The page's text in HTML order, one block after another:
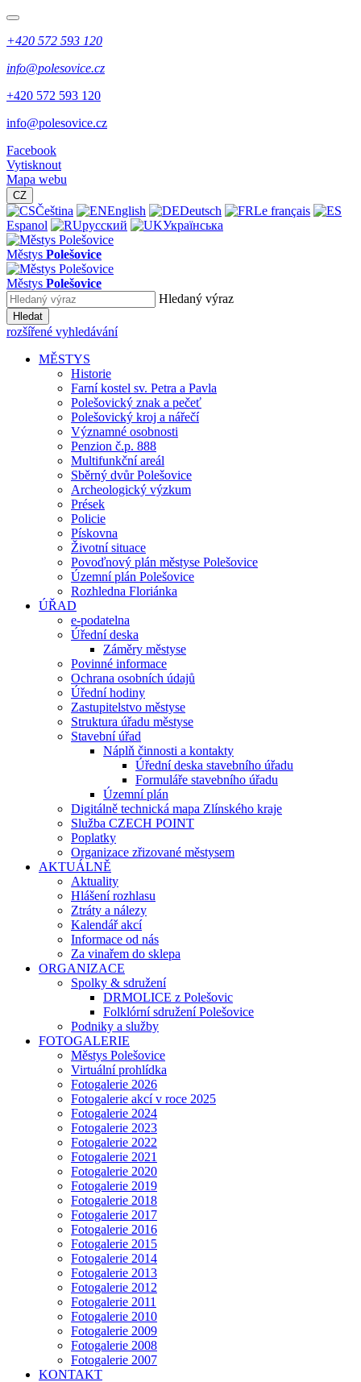
+420 572 593 120
info@polesovice.cz
+420 572 593 120
info@polesovice.cz
Facebook
Vytisknout
Mapa webu
CZ
Čeština English Deutsch
Le français
Espanol
русский Українська
Městys Polešovice
Městys Polešovice
Hledaný výraz
Hledat
rozšířené vyhledávání
MĚSTYS
Historie
Farní kostel sv. Petra a Pavla
Polešovický znak a pečeť
Polešovický kroj a nářečí
Významné osobnosti
Penzion č.p. 888
Multifunkční areál
Sběrný dvůr Polešovice
Archeologický výzkum
Prések
Policie
Pískovna
Životní situace
Povoďnový plán městyse Polešovice
Územní plán Polešovice
Rozhledna Floriánka
ÚŘAD
e-podatelna
Úřední deska
Záměry městyse
Povinné informace
Ochrana osobních údajů
Úřední hodiny
Zastupitelstvo městyse
Struktura úřadu městyse
Stavební úřad
Náplň činnosti a kontakty
Úřední deska stavebního úřadu
Formuláře stavebního úřadu
Územní plán
Digitálně technická mapa Zlínského kraje
Služba CZECH POINT
Poplatky
Organizace zřizované městysem
AKTUÁLNĚ
Aktuality
Hlášení rozhlasu
Ztráty a nálezy
Kalendář akcí
Informace od nás
Za vinařem do sklepa
ORGANIZACE
Spolky & sdružení
DRMOLICE z Polešovic
Folklórní sdružení Polešovice
Podniky a služby
FOTOGALERIE
Městys Polešovice
Virtuální prohlídka
Fotogalerie 2026
Fotogalerie akcí v roce 2025
Fotogalerie 2024
Fotogalerie 2023
Fotogalerie 2022
Fotogalerie 2021
Fotogalerie 2020
Fotogalerie 2019
Fotogalerie 2018
Fotogalerie 2017
Fotogalerie 2016
Fotogalerie 2015
Fotogalerie 2014
Fotogalerie 2013
Fotogalerie 2012
Fotogalerie 2011
Fotogalerie 2010
Fotogalerie 2009
Fotogalerie 2008
Fotogalerie 2007
KONTAKT